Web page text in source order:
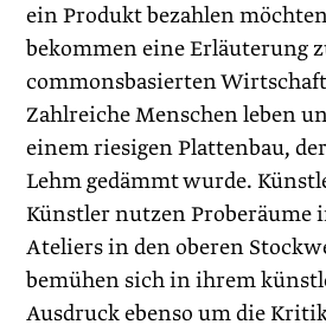
ein Produkt bezahlen
bekommen eine Erläuterung
commonsbasierten
Zahlreiche Menschen leben
einem riesigen Plattenbau,
Lehm gedämmt wurde.
Künstler nutzen Proberäume
Ateliers in den oberen
bemühen sich in ihrem
Ausdruck ebenso um die